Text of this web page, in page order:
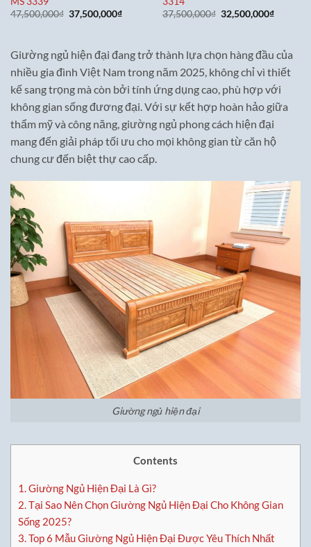
47,500,000₫ Giá
gốc
37,500,000₫Giá
37,500,000₫.
37,500,000₫ Giá
gốc
32,500,000₫Giá
Giường ngủ hiện đại đang trở thành lựa chọn hàng đầu của
nhiều gia đình Việt Nam trong năm 2025, không chỉ vì thiết
kế sang trọng mà còn bởi tính ứng dụng cao, phù hợp với
không gian sống đương đại. Với sự kết hợp hoàn hảo giữa
thẩm mỹ và công năng, giường ngủ phong cách hiện đại
mang đến giải pháp tối ưu cho mọi không gian từ căn hộ
chung cư đến biệt thự cao cấp.
Giường ngủ hiện đại
Contents
1. Giường Ngủ Hiện Đại Là Gì?
2. Tại Sao Nên Chọn Giường Ngủ Hiện Đại Cho Không Gian
Sống 2025?
3. Top 6 Mẫu Giường Ngủ Hiện Đại Được Yêu Thích Nhất